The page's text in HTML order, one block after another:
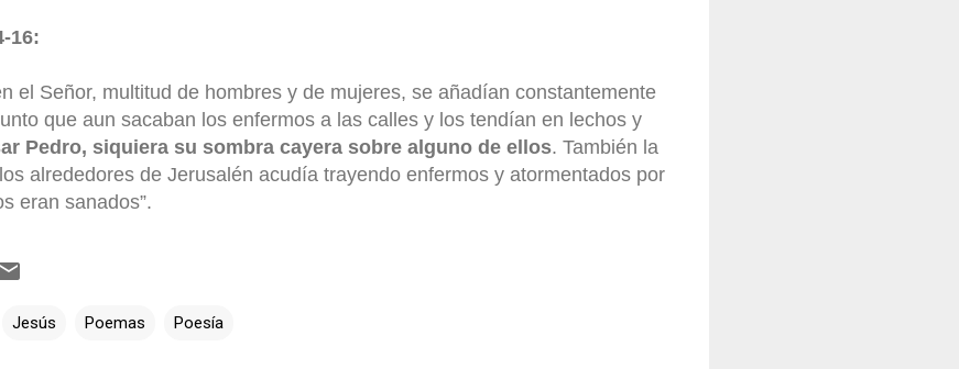
16:
el Señor, multitud de hombres y de mujeres, se añadían constantemente
que aun sacaban los enfermos a las calles y los tendían en lechos y
Pedro, siquiera su sombra cayera sobre alguno de ellos. También la
alrededores de Jerusalén acudía trayendo enfermos y atormentados por
eran sanados”.
Jesús Poemas Poesía